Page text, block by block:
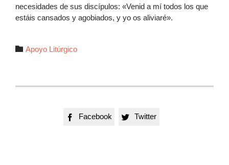
necesidades de sus discípulos: «Venid a mí todos los que
estáis cansados y agobiados, y yo os aliviaré».
 Autor
Apoyo Litúrgico
 Facebook  Twitter